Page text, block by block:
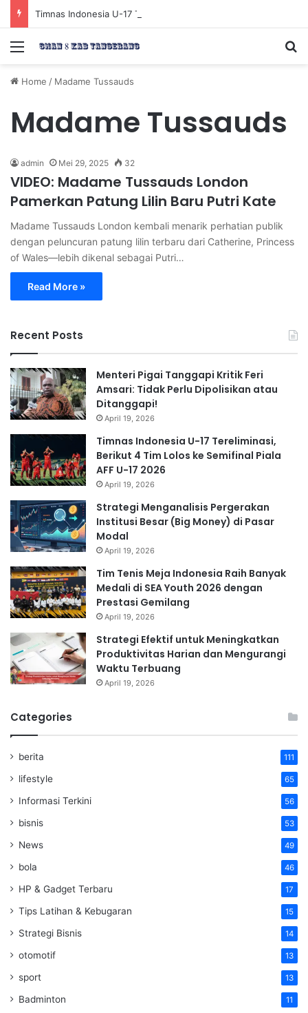
Menu
Home / Madame Tussauds
Madame Tussauds
admin Mei 29, 2025 32
VIDEO: Madame Tussauds London
Pamerkan Patung Lilin Baru Putri Kate
Madame Tussauds London kembali menarik perhatian publik
dengan peluncuran patung lilin terbaru dari Catherine, Princess
of Wales—lebih dikenal sebagai Putri…
Read More »
Recent Posts
Menteri Pigai Tanggapi Kritik Feri
Amsari: Tidak Perlu Dipolisikan atau
Ditanggapi!
April 19, 2026
Timnas Indonesia U-17 Tereliminasi,
Berikut 4 Tim Lolos ke Semifinal Piala
AFF U-17 2026
April 19, 2026
Strategi Menganalisis Pergerakan
Institusi Besar (Big Money) di Pasar
Modal
April 19, 2026
Tim Tenis Meja Indonesia Raih Banyak
Medali di SEA Youth 2026 dengan
Prestasi Gemilang
April 19, 2026
Strategi Efektif untuk Meningkatkan
Produktivitas Harian dan Mengurangi
Waktu Terbuang
April 19, 2026
Categories
berita 111
lifestyle 65
Informasi Terkini 56
bisnis 53
News 49
bola 46
HP & Gadget Terbaru 17
Tips Latihan & Kebugaran 15
Strategi Bisnis 14
otomotif 13
sport 13
Badminton 11